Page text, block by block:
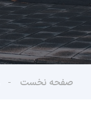
صفحه نخست